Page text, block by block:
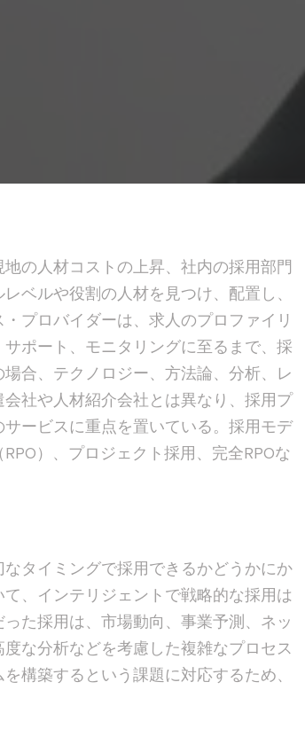
の人材コストの上昇、社内の採用部門
ベルや役割の人材を見つけ、配置し、
プロバイダーは、求人のプロファイリ
ポート、モニタリングに至るまで、採
合、テクノロジー、方法論、分析、レ
社や人材紹介会社とは異なり、採用プ
ービスに重点を置いている。採用モデ
）、プロジェクト採用、完全RPOな
タイミングで採用できるかどうかにか
、インテリジェントで戦略的な採用は
た採用は、市場動向、事業予測、ネッ
な分析などを考慮した複雑なプロセス
構築するという課題に対応するため、